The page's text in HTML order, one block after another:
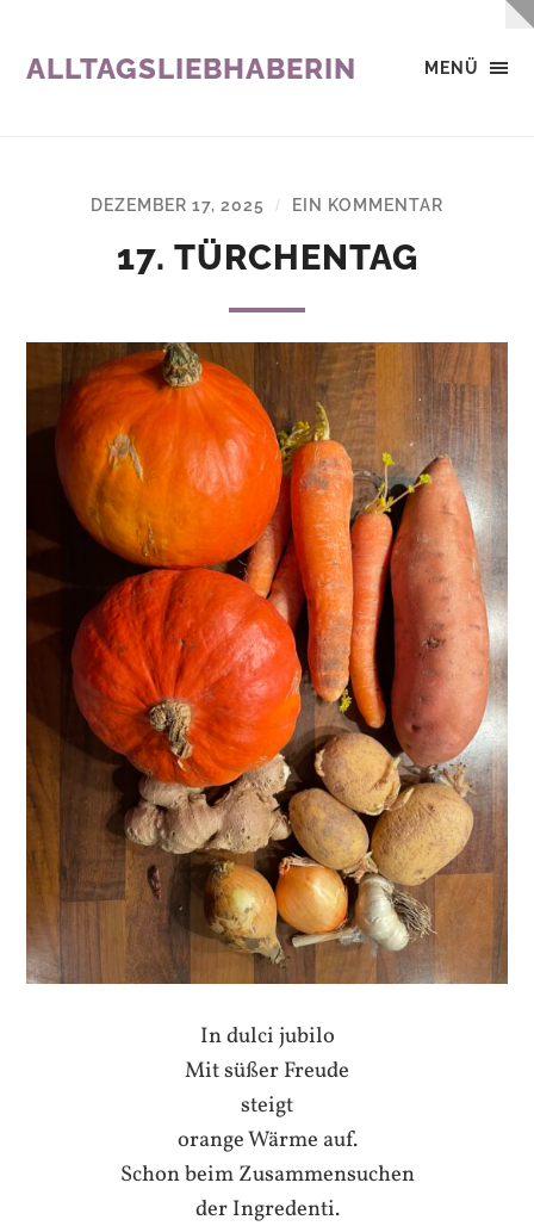
MENÜ
ALLTAGSLIEBHABERIN
DEZEMBER 17, 2025 / EIN KOMMENTAR
17. TÜRCHENTAG
In dulci jubilo
Mit süßer Freude
steigt
orange Wärme auf.
Schon beim Zusammensuchen
der Ingredenti.